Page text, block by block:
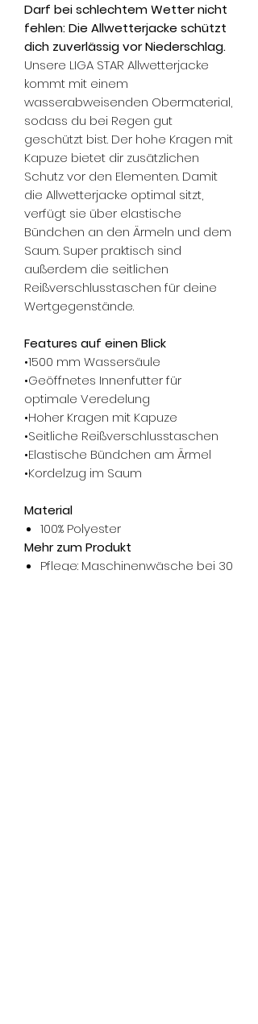
Darf bei schlechtem Wetter nicht
fehlen: Die Allwetterjacke schützt
dich zuverlässig vor Niederschlag.
Unsere LIGA STAR Allwetterjacke
kommt mit einem
wasserabweisenden Obermaterial,
sodass du bei Regen gut
geschützt bist. Der hohe Kragen mit
Kapuze bietet dir zusätzlichen
Schutz vor den Elementen. Damit
die Allwetterjacke optimal sitzt,
verfügt sie über elastische
Bündchen an den Ärmeln und dem
Saum. Super praktisch sind
außerdem die seitlichen
Reißverschlusstaschen für deine
Wertgegenstände.
Features auf einen Blick
•1500 mm Wassersäule
•Geöffnetes Innenfutter für
optimale Veredelung
•Hoher Kragen mit Kapuze
•Seitliche Reißverschlusstaschen
•Elastische Bündchen am Ärmel
•Kordelzug im Saum
Material
100% Polyester
Mehr zum Produkt
Pflege: Maschinenwäsche bei 30